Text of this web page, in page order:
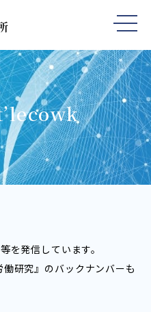
を発信しています。
研究』のバックナンバーも